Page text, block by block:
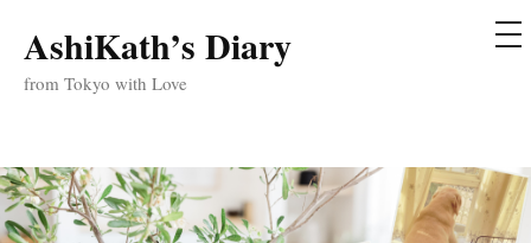
コ
ツ
へ
ス
AshiKath’s Diary
from Tokyo with Love
メ
ニ